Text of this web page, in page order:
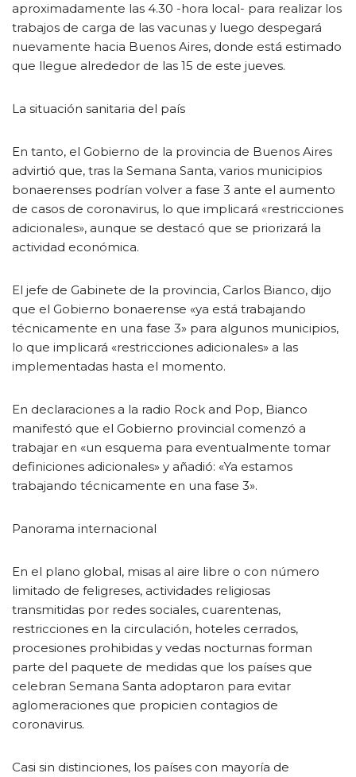
aproximadamente las 4.30 -hora local- para realizar los
trabajos de carga de las vacunas y luego despegará
nuevamente hacia Buenos Aires, donde está estimado
que llegue alrededor de las 15 de este jueves.
La situación sanitaria del país
En tanto, el Gobierno de la provincia de Buenos Aires
advirtió que, tras la Semana Santa, varios municipios
bonaerenses podrían volver a fase 3 ante el aumento
de casos de coronavirus, lo que implicará «restricciones
adicionales», aunque se destacó que se priorizará la
actividad económica.
El jefe de Gabinete de la provincia, Carlos Bianco, dijo
que el Gobierno bonaerense «ya está trabajando
técnicamente en una fase 3» para algunos municipios,
lo que implicará «restricciones adicionales» a las
implementadas hasta el momento.
En declaraciones a la radio Rock and Pop, Bianco
manifestó que el Gobierno provincial comenzó a
trabajar en «un esquema para eventualmente tomar
definiciones adicionales» y añadió: «Ya estamos
trabajando técnicamente en una fase 3».
Panorama internacional
En el plano global, misas al aire libre o con número
limitado de feligreses, actividades religiosas
transmitidas por redes sociales, cuarentenas,
restricciones en la circulación, hoteles cerrados,
procesiones prohibidas y vedas nocturnas forman
parte del paquete de medidas que los países que
celebran Semana Santa adoptaron para evitar
aglomeraciones que propicien contagios de
coronavirus.
Casi sin distinciones, los países con mayoría de